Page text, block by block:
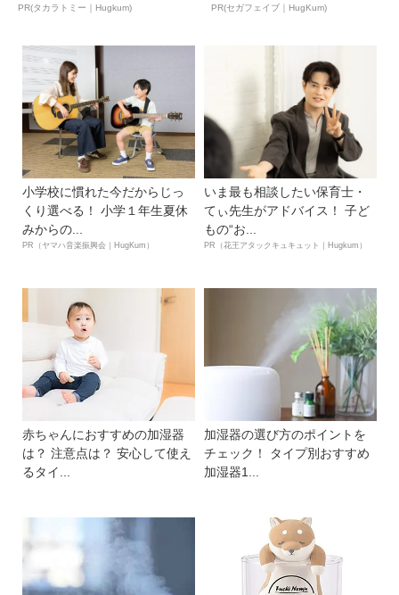
ア ...
PR(タカラトミー｜Hugkum)
ん...
PR(セガフェイブ｜HugKum)
小学校に慣れた今だからじっ
くり選べる！ 小学１年生夏休
みからの...
PR（ヤマハ音楽振興会｜HugKum）
いま最も相談したい保育士・
てぃ先生がアドバイス！ 子ど
もの“お...
PR（花王アタックキュキュット｜Hugkum）
赤ちゃんにおすすめの加湿器
は？ 注意点は？ 安心して使え
るタイ...
加湿器の選び方のポイントを
チェック！ タイプ別おすすめ
加湿器1...